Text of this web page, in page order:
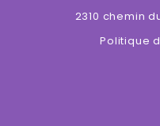
2310 chemin
Politique